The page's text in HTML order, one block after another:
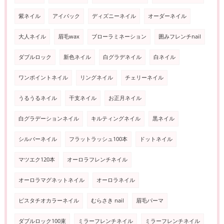
紫ネイル アイパック ディズニーネイル オーダーネイル
大人ネイル 眉毛wax ブローラミネーション 囲みフレンチnail
ダブルロック 新色ネイル 白グラデネイル 白ネイル
ワンポイントネイル リングネイル チェリーネイル
うるうるネイル 干支ネイル お正月ネイル
白グラデーションネイル キルティングネイル 黒ネイル
シルバーネイル フラットラッシュ100本 ドットネイル
マツエク120本 オーロラフレンチネイル
オーロラマグネットネイル オーロラネイル
ピスタチオカラーネイル むらさき nail 眉毛パーマ
ダブルロック100束 ミラーフレンチネイル ミラーフレンチネイル